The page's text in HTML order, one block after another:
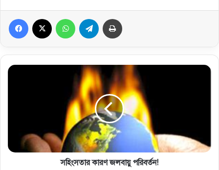
সহিংসতার কারণ জলবায়ু পরিবর্তন!